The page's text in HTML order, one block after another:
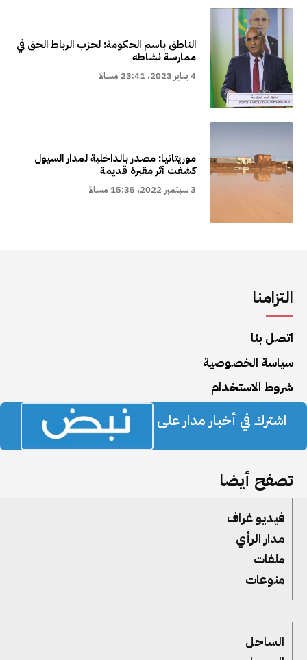
الناطق باسم الحكومة: لحزب الرباط الحق في
ممارسة نشاطه
4 يناير 2023، 23:41 مساءً
موريتانيا: مصدر بالداخلية لمدار السيول
كشفت آثر مقبرة قديمة
3 سبتمبر 2022، 15:35 مساءً
التزامنا
اتصل بنا
سياسة الخصوصية
شروط الاستخدام
اشترك في أخبار مدار على
تصفح أيضا
فيديو غراف
مدار الرأي
ملفات
منوعات
الساحل